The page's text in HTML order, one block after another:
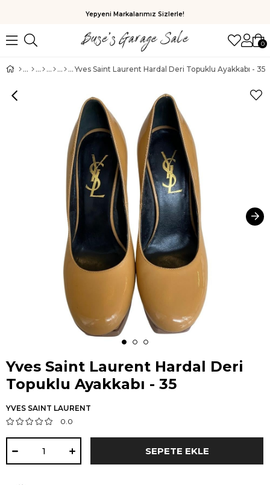
Yepyeni Markalarımız Sizlerle!
0
Yves Saint Laurent Hardal Deri Topuklu Ayakkabı - 35
Yves Saint Laurent Hardal Deri
Topuklu Ayakkabı - 35
YVES SAINT LAURENT
0.0